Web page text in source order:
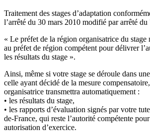
Traitement des stages d’adaptation
l’arrêté du 30 mars 2010 modifié par arrêté
« Le préfet de la région organisatrice du stage
au préfet de région compétent pour délivrer
les résultats du stage ».
Ainsi, même si votre stage se déroule dans
celle ayant décidé de la mesure
organisatrice transmettra automatiquement :
• les résultats du stage,
• les rapports d’évaluation signés par votre
de-France, qui reste l’autorité compétente
autorisation d’exercice.